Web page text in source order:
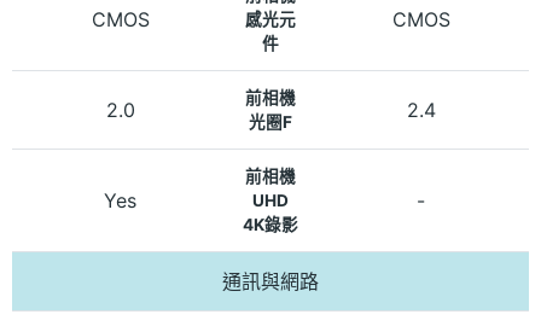
CMOS
感光元
件
CMOS
2.0
前相機
光圈F
2.4
Yes
前相機
UHD
4K錄影
-
通訊與網路